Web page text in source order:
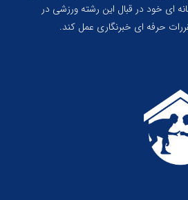
ای خود در قبال این رشته ورزشی در
حرفه ای خبرنگاری عمل کند.